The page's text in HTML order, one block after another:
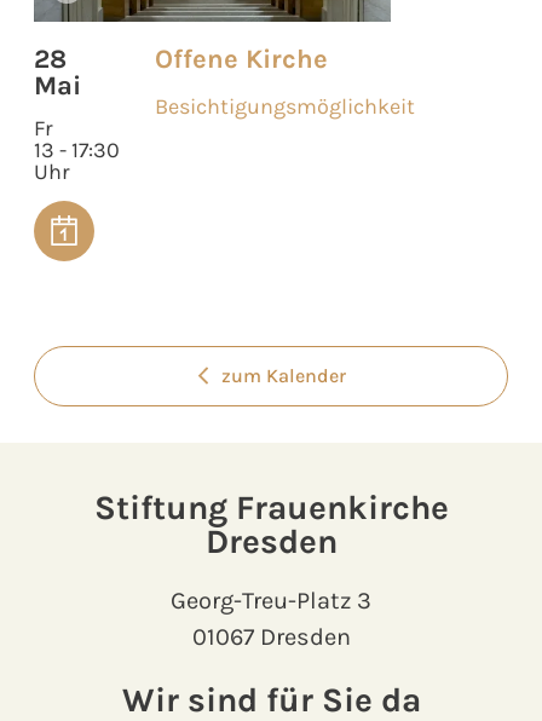
28
Mai
Fr
13 - 17:30
Uhr
Offene Kirche
Besichtigungsmöglichkeit
zum Kalender
Stiftung Frauenkirche
Dresden
Georg-Treu-Platz 3
01067 Dresden
Wir sind für Sie da